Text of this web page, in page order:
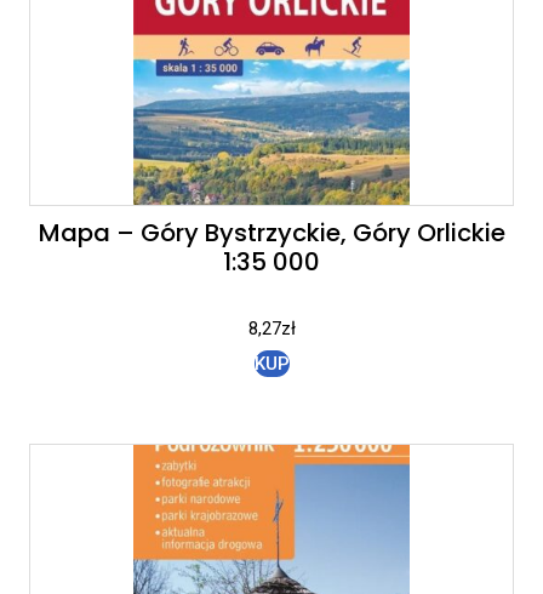
Mapa – Góry Bystrzyckie, Góry Orlickie
1:35 000
8,27zł
KUP